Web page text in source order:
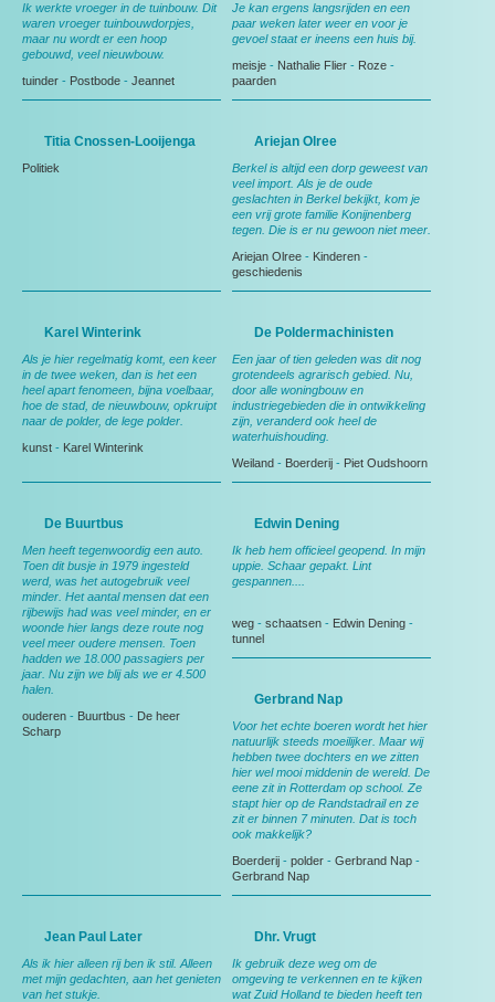
Ik werkte vroeger in de tuinbouw. Dit
waren vroeger tuinbouwdorpjes,
maar nu wordt er een hoop
gebouwd, veel nieuwbouw.
tuinder - Postbode - Jeannet
Je kan ergens langsrijden en een
paar weken later weer en voor je
gevoel staat er ineens een huis bij.
meisje - Nathalie Flier - Roze -
paarden
Titia Cnossen-Looijenga
Politiek
Ariejan Olree
Berkel is altijd een dorp geweest van
veel import. Als je de oude
geslachten in Berkel bekijkt, kom je
een vrij grote familie Konijnenberg
tegen. Die is er nu gewoon niet meer.
Ariejan Olree - Kinderen -
geschiedenis
Karel Winterink
Als je hier regelmatig komt, een keer
in de twee weken, dan is het een
heel apart fenomeen, bijna voelbaar,
hoe de stad, de nieuwbouw, opkruipt
naar de polder, de lege polder.
kunst - Karel Winterink
De Poldermachinisten
Een jaar of tien geleden was dit nog
grotendeels agrarisch gebied. Nu,
door alle woningbouw en
industriegebieden die in ontwikkeling
zijn, veranderd ook heel de
waterhuishouding.
Weiland - Boerderij - Piet Oudshoorn
De Buurtbus
Men heeft tegenwoordig een auto.
Toen dit busje in 1979 ingesteld
werd, was het autogebruik veel
minder. Het aantal mensen dat een
rijbewijs had was veel minder, en er
woonde hier langs deze route nog
veel meer oudere mensen. Toen
hadden we 18.000 passagiers per
jaar. Nu zijn we blij als we er 4.500
halen.
ouderen - Buurtbus - De heer
Scharp
Edwin Dening
Ik heb hem officieel geopend. In mijn
uppie. Schaar gepakt. Lint
gespannen....
weg - schaatsen - Edwin Dening -
tunnel
Gerbrand Nap
Voor het echte boeren wordt het hier
natuurlijk steeds moeilijker. Maar wij
hebben twee dochters en we zitten
hier wel mooi middenin de wereld. De
eene zit in Rotterdam op school. Ze
stapt hier op de Randstadrail en ze
zit er binnen 7 minuten. Dat is toch
ook makkelijk?
Boerderij - polder - Gerbrand Nap -
Gerbrand Nap
Jean Paul Later
Als ik hier alleen rij ben ik stil. Alleen
met mijn gedachten, aan het genieten
van het stukje.
Dhr. Vrugt
Ik gebruik deze weg om de
omgeving te verkennen en te kijken
wat Zuid Holland te bieden heeft ten